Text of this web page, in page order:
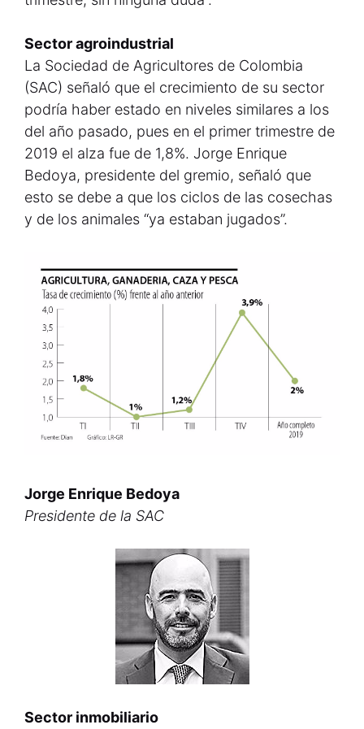
Sector agroindustrial
La Sociedad de Agricultores de Colombia
(SAC) señaló que el crecimiento de su sector
podría haber estado en niveles similares a los
del año pasado, pues en el primer trimestre de
2019 el alza fue de 1,8%. Jorge Enrique
Bedoya, presidente del gremio, señaló que
esto se debe a que los ciclos de las cosechas
y de los animales “ya estaban jugados”.
Jorge Enrique Bedoya
Presidente de la SAC
Sector inmobiliario